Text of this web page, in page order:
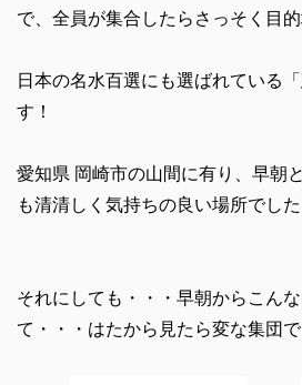
で、全員が集合したらさっそく目的
日本の名水百選にも選ばれている
す！
愛知県 岡崎市の山間に有り、早朝
も清清しく気持ちの良い場所でした
それにしても・・・早朝からこん
て・・・はたから見たら変な集団